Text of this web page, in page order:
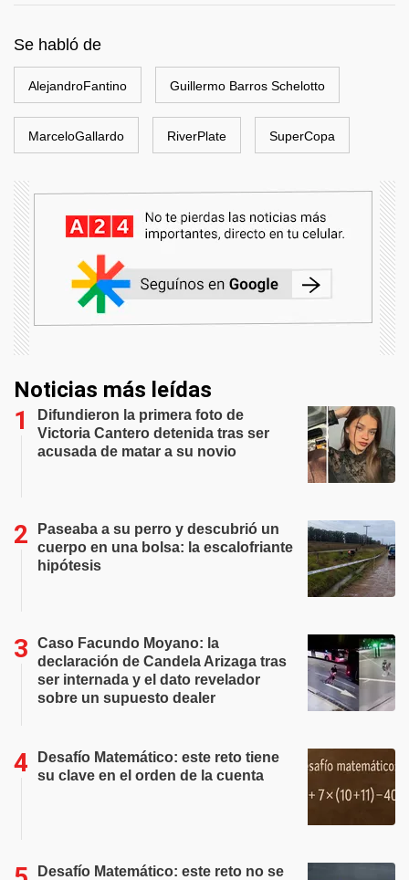
Se habló de
AlejandroFantino Guillermo Barros Schelotto
MarceloGallardo RiverPlate SuperCopa
Noticias más leídas
Difundieron la primera foto de
Victoria Cantero detenida tras ser
acusada de matar a su novio
Paseaba a su perro y descubrió un
cuerpo en una bolsa: la escalofriante
hipótesis
Caso Facundo Moyano: la
declaración de Candela Arizaga tras
ser internada y el dato revelador
sobre un supuesto dealer
Desafío Matemático: este reto tiene
su clave en el orden de la cuenta
Desafío Matemático: este reto no se